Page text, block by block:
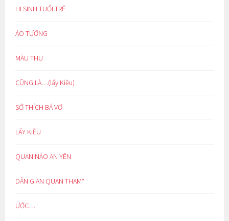
HI SINH TUỔI TRẺ
ẢO TƯỞNG
MÀU THU
CŨNG LÀ…(lẩy Kiều)
SỞ THÍCH BÁ VƠ
LẨY KIỀU
QUAN NÀO AN YÊN
DÂN GIAN QUAN THAM*
ƯỚC…